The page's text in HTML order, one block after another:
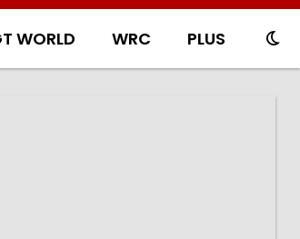
WORLD WRC PLUS